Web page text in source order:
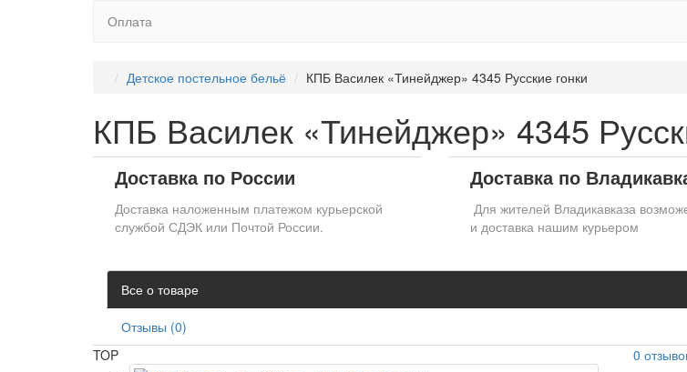
Оплата
Детское постельное бельё КПБ Василек «Тинейджер» 4345 Русские гонки
КПБ Василек «Тинейджер» 4345
Доставка по России
Доставка наложенным платежом курьерской
службой СДЭК или Почтой России.
Доставка по
Для жителей Владикавказа
и доставка нашим курьером
Все о товаре
Отзывы (0)
TOP
0